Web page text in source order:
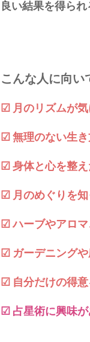
良い結果を得られ
こんな人に向い
☑ 月のリズムが
☑ 無理のない生
☑ 身体と心を整
☑ 月のめぐりを
☑ ハーブやアロ
☑ ガーデニング
☑ 自分だけの得
☑ 占星術に興味が